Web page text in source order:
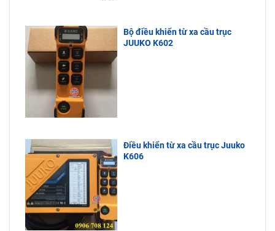
Bộ điều khiển từ xa cầu trục
JUUKO K602
Điều khiển từ xa cầu trục Juuko
K606